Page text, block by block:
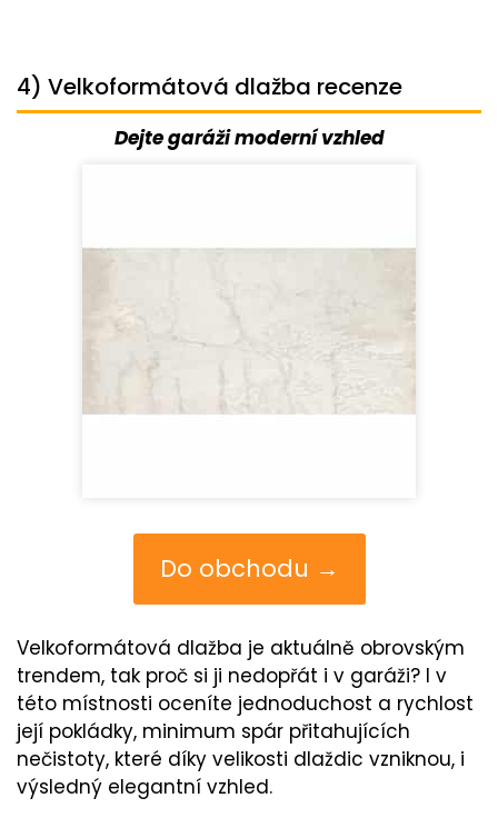
4) Velkoformátová dlažba recenze
Dejte garáži moderní vzhled
Do obchodu →
Velkoformátová dlažba je aktuálně obrovským
trendem, tak proč si ji nedopřát i v garáži? I v
této místnosti oceníte jednoduchost a rychlost
její pokládky, minimum spár přitahujících
nečistoty, které díky velikosti dlaždic vzniknou, i
výsledný elegantní vzhled.